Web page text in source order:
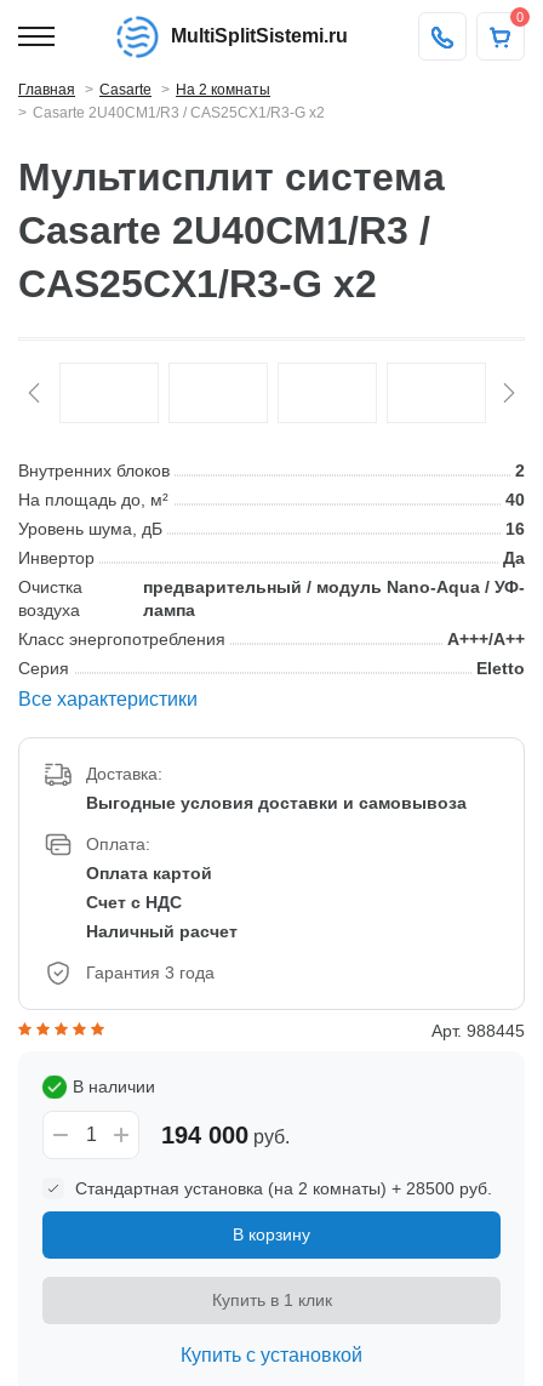
MultiSplitSistemi.ru
0
Главная Casarte
На 2 комнаты
Casarte 2U40CM1/R3 / CAS25CX1/R3-G x2
Мультисплит система
Casarte 2U40CM1/R3 /
CAS25CX1/R3-G x2
Внутренних блоков
2
На площадь до, м²
40
Уровень шума, дБ
16
Инвертор
Да
Очистка
воздуха
предварительный / модуль Nano-Aqua / УФ-
лампа
Класс энергопотребления
А+++/А++
Серия
Eletto
Все характеристики
Доставка:
Выгодные условия доставки и самовывоза
Оплата:
Оплата картой
Счет с НДС
Наличный расчет
Гарантия 3 года
Арт. 988445
В наличии
194 000 руб.
Стандартная установка (на 2 комнаты) + 28500 руб.
В корзину
Купить в 1 клик
Купить с установкой